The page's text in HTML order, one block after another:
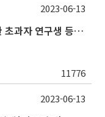
2023학년도 2학기 학위논문제출기한 초과자 연구생 등록 신청 안내(7/14까지)
11776
2023-06-13
2023-06-13